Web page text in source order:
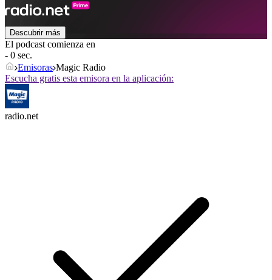
Descubrir más
El podcast comienza en
- 0 sec.
Emisoras Magic Radio
Escucha gratis esta emisora en la aplicación:
radio.net